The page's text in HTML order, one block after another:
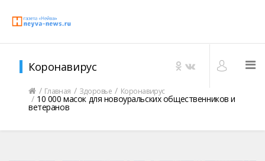
Коронавирус
Главная Здоровье Коронавирус
10 000 масок для новоуральских общественников и
ветеранов